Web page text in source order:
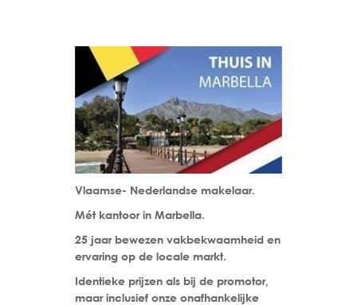
Vlaamse- Nederlandse makelaar.
Mét kantoor in Marbella.
25 jaar bewezen vakbekwaamheid en
ervaring op de locale markt.
Identieke prijzen als bij de promotor,
maar inclusief onze onafhankelijke